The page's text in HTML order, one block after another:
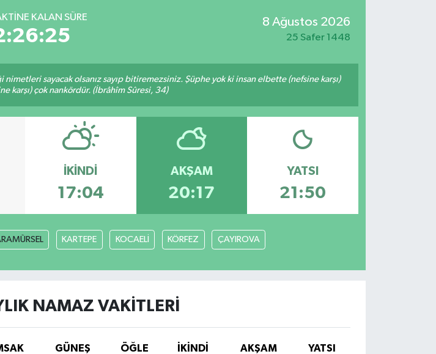
KALAN SÜRE 8 Ağustos 2026
25 Safer 1448
sayacak olsanız sayıp bitiremezsiniz. Şüphe yok ki insan elbette (nefsine karşı)
karşı) çok nankördür. (İbrâhîm Sûresi, 34)
İKINDI
17:04
AKŞAM
20:17
YATSI
21:50
KARTEPE KOCAELİ KÖRFEZ ÇAYIROVA
NAMAZ VAKITLERI
GÜNEŞ ÖĞLE İKINDI AKŞAM
YATSI